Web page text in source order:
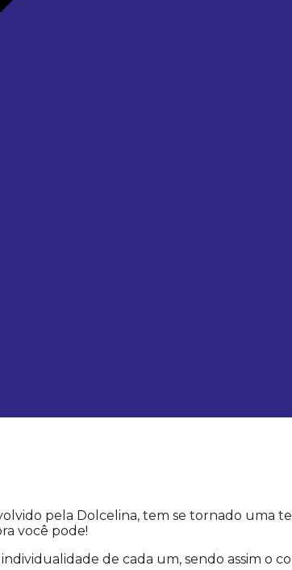
pela Dolcelina, tem se tornado uma
você pode!
de cada um, sendo assim o